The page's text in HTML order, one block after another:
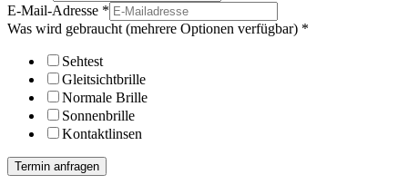
E-Mail-Adresse *
Was wird gebraucht (mehrere Optionen verfügbar) *
Sehtest
Gleitsichtbrille
Normale Brille
Sonnenbrille
Kontaktlinsen
Termin anfragen